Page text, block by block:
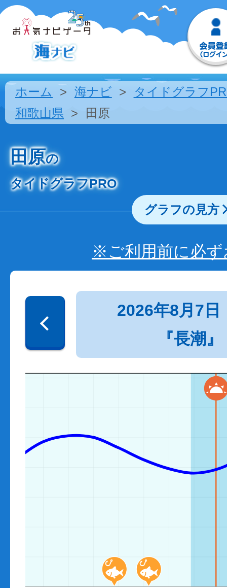
ホーム 海ナビ
タイドグラフ
和歌山県
田原
田原の
タイドグラフPRO
グラフの見方
※ご利用前に必
2026年8月7日
『長潮』